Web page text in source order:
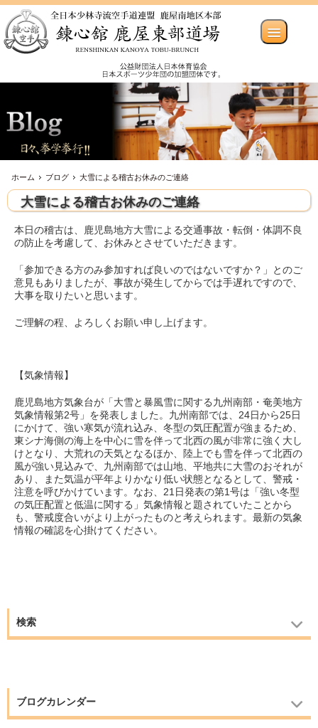
ホーム ブログ 大雪による稽古お休みのご連絡
大雪による稽古お休みのご連絡
本日の稽古は、鹿児島地方大雪による交通事故・転倒・体調不良
の防止を考慮して、お休みとさせていただきます。
「参加できる方のみ参加すれば良いのではないですか？」とのご
意見もありましたが、事故が発生してからでは手遅れですので、
大事を取りたいと思います。
ご理解の程、よろしくお願い申し上げます。
【気象情報】
鹿児島地方気象台が「大雪と暴風雪に関する九州南部・奄美地方
気象情報第2号」を発表しました。九州南部では、24日から25日
にかけて、強い寒気が流れ込み、冬型の気圧配置が強まるため、
東シナ海側の海上を中心に雪を伴って北西の風が非常に強く大し
けとなり、大荒れの天気となるほか、陸上でも雪を伴って北西の
風が強い見込みで、九州南部では山地、平地共に大雪のおそれが
あり、また気温が平年よりかなり低い状態となるとして、警戒・
注意を呼びかけています。なお、21日発表の第1号は「強い冬型
の気圧配置と低温に関する」気象情報と題されていたことから
も、警戒度合いがより上がったものと考えられます。最新の気象
情報の確認を心掛けてください。
検索
ブログカレンダー